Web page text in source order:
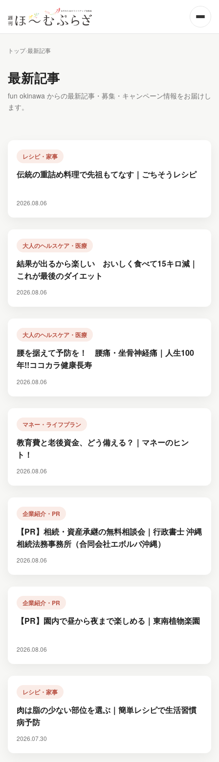
大人のヘルスケア・医療
ホテル・大人のリゾート
特集
お知らせ
トップ 最新記事
最新記事
fun okinawa からの最新記事・募集・キャンペーン情報をお届けし
ます。
レシピ・家事
伝統の重詰め料理で先祖もてなす｜ごちそうレシピ
2026.08.06
大人のヘルスケア・医療
結果が出るから楽しい おいしく食べて15キロ減｜
これが最後のダイエット
2026.08.06
大人のヘルスケア・医療
腰を据えて予防を！ 腰痛・坐骨神経痛｜人生100
年!!ココカラ健康長寿
2026.08.06
マネー・ライフプラン
教育費と老後資金、どう備える？｜マネーのヒン
ト！
2026.08.06
企業紹介・PR
【PR】相続・資産承継の無料相談会｜行政書士 沖縄
相続法務事務所（合同会社エボルバ沖縄）
2026.08.06
企業紹介・PR
【PR】園内で昼から夜まで楽しめる｜東南植物楽園
2026.08.06
レシピ・家事
肉は脂の少ない部位を選ぶ｜簡単レシピで生活習慣
病予防
2026.07.30